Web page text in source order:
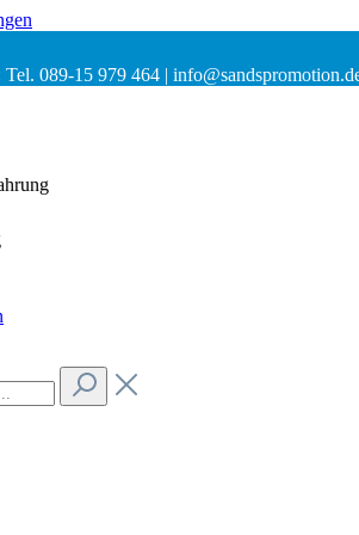
Tel. 089-15 979 464 |